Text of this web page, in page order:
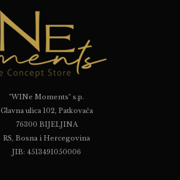
"WINe Moments" s.p.
Glavna ulica 102, Patkovača
76300 BIJELJINA
RS, Bosna i Hercegovina
JIB: 4513491050006